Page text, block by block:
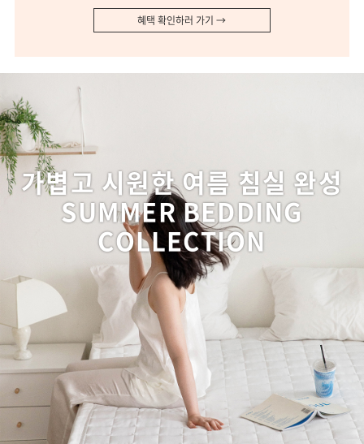
혜택 확인하러 가기 →
가볍고 시원한 여름 침실 완성
SUMMER BEDDING
COLLECTION